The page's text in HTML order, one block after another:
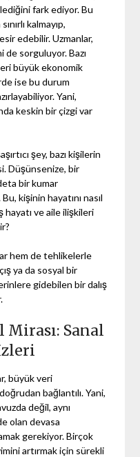
fark ediyor. Bu
kalmayıp,
edebilir. Uzmanlar,
de sorguluyor. Bazı
büyük ekonomik
ise bu durum
Yani,
keskin bir çizgi var
şey, bazı kişilerin
Düşünsenize, bir
bir kumar
kişinin hayatını nasıl
hayatı ve aile ilişkileri
hem de tehlikelerle
ya da sosyal bir
gidebilen bir dalış
Mirası: Sanal
büyük veri
bağlantılı. Yani,
değil, aynı
olan devasa
gerekiyor. Birçok
artırmak için sürekli